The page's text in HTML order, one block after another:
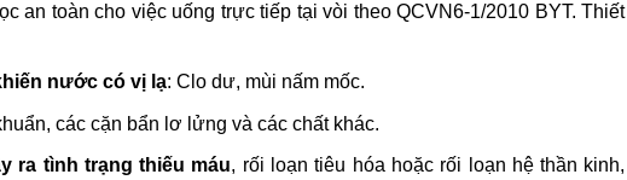
an toàn cho việc uống trực tiếp tại vòi theo QCVN6-1/2010 BYT. Thiết
nước có vị lạ: Clo dư, mùi nấm mốc.
các cặn bẩn lơ lửng và các chất khác.
ra tình trạng thiếu máu, rối loạn tiêu hóa hoặc rối loạn hệ thần kinh,